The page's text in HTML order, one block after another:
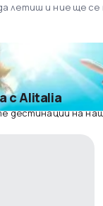
летиш и ние ще се
с Alitalia
дестинации на